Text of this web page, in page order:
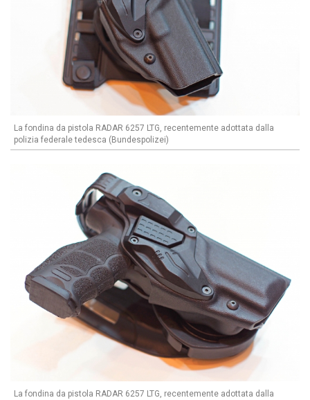
La fondina da pistola RADAR 6257 LTG, recentemente adottata dalla
polizia federale tedesca (Bundespolizei)
La fondina da pistola RADAR 6257 LTG, recentemente adottata dalla